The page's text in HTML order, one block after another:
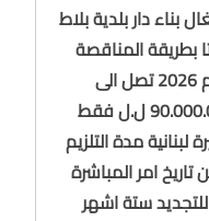
بناء دار بلدية بلاط
بطريقة المناقصة
العمومية للعام 2026 تصل الى
حدود 90.000.000.000 ل.ل فقط
لبنانية مدة التلزيم
تاريخ امر المباشرة
ستة اشهر